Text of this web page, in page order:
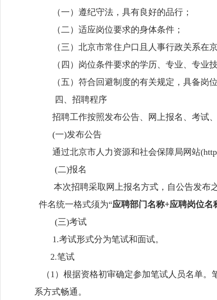
（一）遵纪守法，具有良好的品行；
（二）适应岗位要求的身体条件；
（三）北京市常住户口且人事行政关系
（四）岗位条件要求的学历、专业、专
（五）符合回避制度的有关规定，具备岗
四、招聘程序
招聘工作按照发布公告、网上报名、考试
(一)发布公告
通过北京市人力资源和社会保障局网站
(二)报名
本次招聘采取网上报名方式，自公告发布
件名统一格式须为“应聘部门名称+应聘岗位名
(三)考试
1.考试形式分为笔试和面试。
2.笔试
（1）根据资格初审确定参加笔试人员名单
系方式畅通。